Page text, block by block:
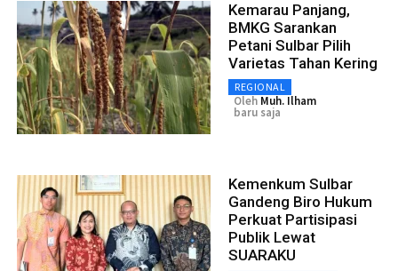
Kemarau Panjang,
BMKG Sarankan
Petani Sulbar Pilih
Varietas Tahan Kering
REGIONAL
Oleh Muh. Ilham
baru saja
Kemenkum Sulbar
Gandeng Biro Hukum
Perkuat Partisipasi
Publik Lewat
SUARAKU